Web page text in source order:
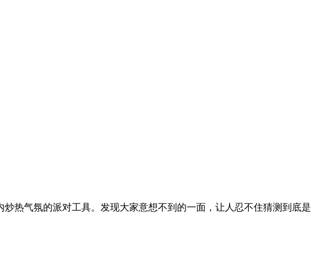
热气氛的派对工具。发现大家意想不到的一面，让人忍不住猜测到底是